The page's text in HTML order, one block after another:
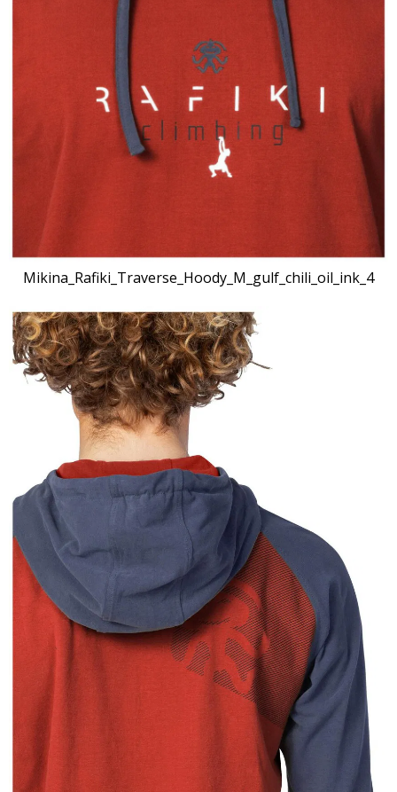
Mikina_Rafiki_Traverse_Hoody_M_gulf_chili_oil_ink_4